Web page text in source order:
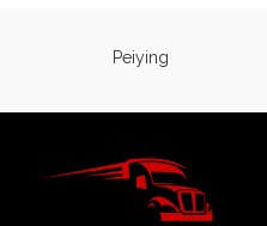
Мощность 24V / 260 W
Peiying